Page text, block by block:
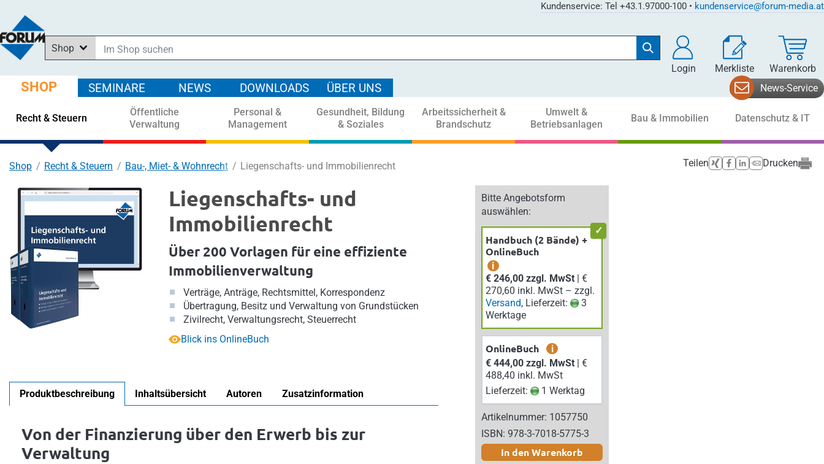
Kundenservice: Tel +43.1.97000-100 • kundenservice@forum-media.at
Shop
In News suchen
In Downloads suchen
In Seminaren suchen
Login Merkliste Warenkorb
SHOP SEMINARE NEWS DOWNLOADS ÜBER UNS News-Service
Recht & Steuern
Öffentliche
Verwaltung
Personal &
Management
Gesundheit, Bildung
& Soziales
Arbeitssicherheit &
Brandschutz
Umwelt &
Betriebsanlagen
Bau & Immobilien Datenschutz & IT
Shop Recht & Steuern Bau-, Miet- & Wohnrecht Liegenschafts- und Immobilienrecht
Liegenschafts- und
Immobilienrecht
Über 200 Vorlagen für eine effiziente
Immobilienverwaltung
Verträge, Anträge, Rechtsmittel, Korrespondenz
Übertragung, Besitz und Verwaltung von Grundstücken
Zivilrecht, Verwaltungsrecht, Steuerrecht
Blick ins OnlineBuch
Bitte Angebotsform
auswählen:
Handbuch (2 Bände) +
OnlineBuch
i
€ 246,00 zzgl. MwSt | €
270,60 inkl. MwSt – zzgl.
Versand, Lieferzeit:
3
Werktage
OnlineBuch
i
€ 444,00 zzgl. MwSt | €
488,40 inkl. MwSt
Lieferzeit:
1 Werktag
Artikelnummer: 1057750
ISBN: 978-3-7018-5775-3
In den Warenkorb
Produktbeschreibung Inhaltsübersicht Autoren Zusatzinformation
Von der Finanzierung über den Erwerb bis zur
Verwaltung
Teilen Drucken